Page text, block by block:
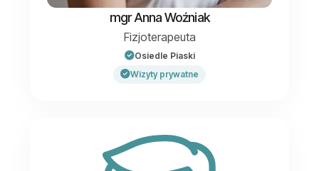
mgr Anna Woźniak
Fizjoterapeuta
Osiedle Piaski
Wizyty prywatne